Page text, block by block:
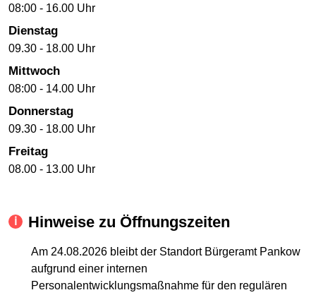
08:00 - 16.00 Uhr
Dienstag
09.30 - 18.00 Uhr
Mittwoch
08:00 - 14.00 Uhr
Donnerstag
09.30 - 18.00 Uhr
Freitag
08.00 - 13.00 Uhr
Hinweise zu Öffnungszeiten
Am 24.08.2026 bleibt der Standort Bürgeramt Pankow
aufgrund einer internen
Personalentwicklungsmaßnahme für den regulären